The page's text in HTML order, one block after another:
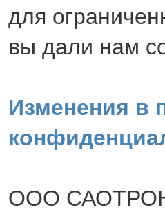
для
вы дали нам
Изменения в
ООО САОТРОН